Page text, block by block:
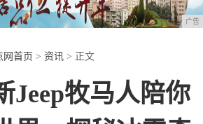
广告
网首页 > 资讯 > 正文
Jeep牧马人陪你